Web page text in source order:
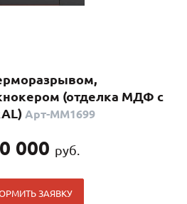
(отделка МДФ с
Арт-ММ1699
000 руб.
ЗАЯВКУ